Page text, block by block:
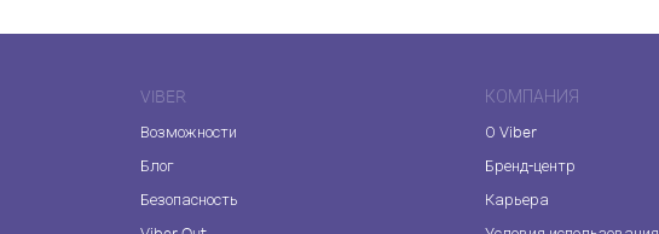
VIBER
Возможности
Блог
Безопасность
КОМПАНИЯ
О Viber
Бренд-центр
Карьера